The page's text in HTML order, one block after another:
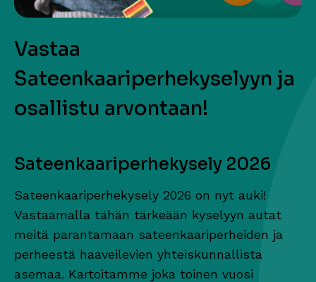
Vastaa
Sateenkaariperhekyselyyn ja
osallistu arvontaan!
Sateenkaariperhekysely 2026
Sateenkaariperhekysely 2026 on nyt auki!
Vastaamalla tähän tärkeään kyselyyn autat
meitä parantamaan sateenkaariperheiden ja
perheestä haaveilevien yhteiskunnallista
asemaa. Kartoitamme joka toinen vuosi